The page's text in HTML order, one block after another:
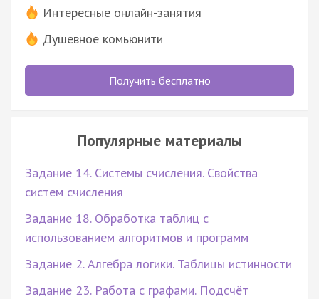
Интересные онлайн-занятия
Душевное комьюнити
Получить бесплатно
Популярные материалы
Задание 14. Системы счисления. Свойства
систем счисления
Задание 18. Обработка таблиц с
использованием алгоритмов и программ
Задание 2. Алгебра логики. Таблицы истинности
Задание 23. Работа с графами. Подсчёт